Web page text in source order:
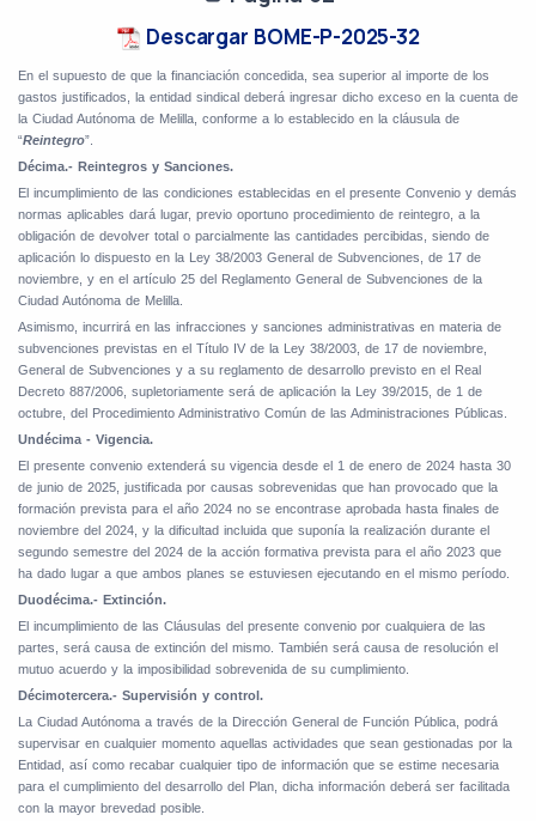
Descargar BOME-P-2025-32
En el supuesto de que la financiación concedida, sea superior al importe de los
gastos justificados, la entidad sindical deberá ingresar dicho exceso en la cuenta de
la Ciudad Autónoma de Melilla, conforme a lo establecido en la cláusula de
“Reintegro”.
Décima.- Reintegros y Sanciones.
El incumplimiento de las condiciones establecidas en el presente Convenio y demás
normas aplicables dará lugar, previo oportuno procedimiento de reintegro, a la
obligación de devolver total o parcialmente las cantidades percibidas, siendo de
aplicación lo dispuesto en la Ley 38/2003 General de Subvenciones, de 17 de
noviembre, y en el artículo 25 del Reglamento General de Subvenciones de la
Ciudad Autónoma de Melilla.
Asimismo, incurrirá en las infracciones y sanciones administrativas en materia de
subvenciones previstas en el Título IV de la Ley 38/2003, de 17 de noviembre,
General de Subvenciones y a su reglamento de desarrollo previsto en el Real
Decreto 887/2006, supletoriamente será de aplicación la Ley 39/2015, de 1 de
octubre, del Procedimiento Administrativo Común de las Administraciones Públicas.
Undécima - Vigencia.
El presente convenio extenderá su vigencia desde el 1 de enero de 2024 hasta 30
de junio de 2025, justificada por causas sobrevenidas que han provocado que la
formación prevista para el año 2024 no se encontrase aprobada hasta finales de
noviembre del 2024, y la dificultad incluida que suponía la realización durante el
segundo semestre del 2024 de la acción formativa prevista para el año 2023 que
ha dado lugar a que ambos planes se estuviesen ejecutando en el mismo período.
Duodécima.- Extinción.
El incumplimiento de las Cláusulas del presente convenio por cualquiera de las
partes, será causa de extinción del mismo. También será causa de resolución el
mutuo acuerdo y la imposibilidad sobrevenida de su cumplimiento.
Décimotercera.- Supervisión y control.
La Ciudad Autónoma a través de la Dirección General de Función Pública, podrá
supervisar en cualquier momento aquellas actividades que sean gestionadas por la
Entidad, así como recabar cualquier tipo de información que se estime necesaria
para el cumplimiento del desarrollo del Plan, dicha información deberá ser facilitada
con la mayor brevedad posible.